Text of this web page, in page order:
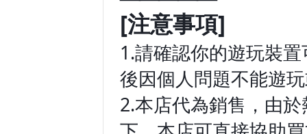
[注意事項]
1.請確認你的遊玩裝
後因個人問題不能遊
2.本店代為銷售，由